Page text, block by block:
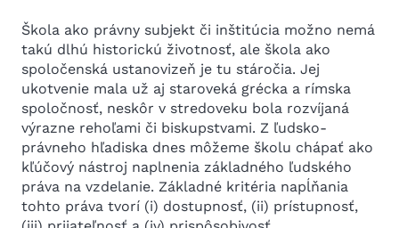
Škola ako právny subjekt či inštitúcia možno nemá
takú dlhú historickú životnosť, ale škola ako
spoločenská ustanovizeň je tu stáročia. Jej
ukotvenie mala už aj staroveká grécka a rímska
spoločnosť, neskôr v stredoveku bola rozvíjaná
výrazne rehoľami či biskupstvami. Z ľudsko-
právneho hľadiska dnes môžeme školu chápať ako
kľúčový nástroj naplnenia základného ľudského
práva na vzdelanie. Základné kritéria napĺňania
tohto práva tvorí (i) dostupnosť, (ii) prístupnosť,